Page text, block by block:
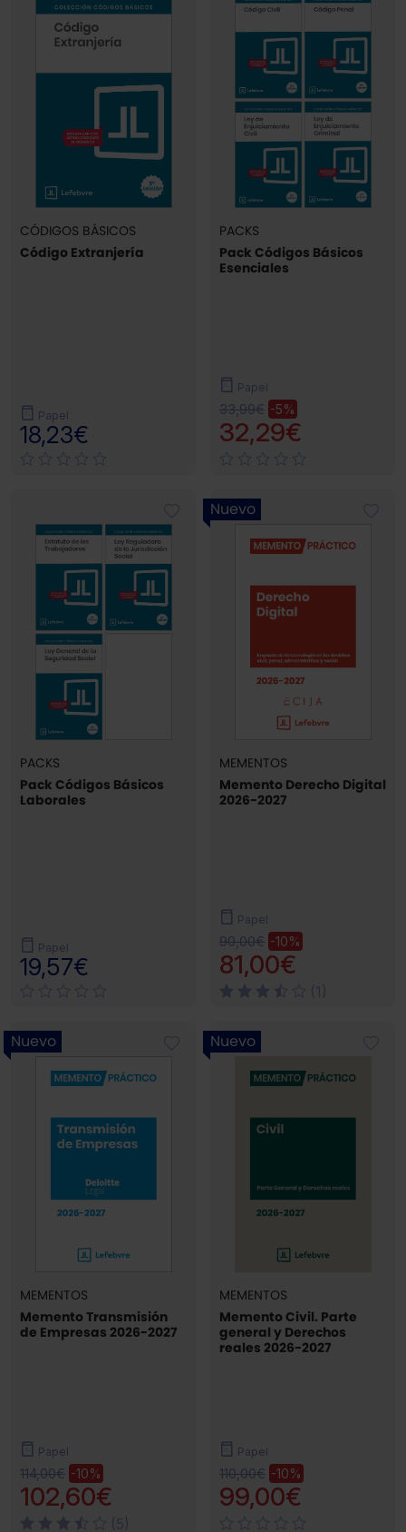
CÓDIGOS BÁSICOS
Código Extranjería
Papel
18,23€
PACKS
Pack Códigos Básicos
Esenciales
Papel
33,99€ -5%
32,29€
PACKS
Pack Códigos Básicos
Laborales
Papel
19,57€
Nuevo
MEMENTOS
Memento Derecho Digital
2026-2027
Papel
90,00€ -10%
81,00€
Nuevo
MEMENTOS
Memento Transmisión
de Empresas 2026-2027
Papel
114,00€ -10%
102,60€
Nuevo
MEMENTOS
Memento Civil. Parte
general y Derechos
reales 2026-2027
Papel
110,00€ -10%
99,00€